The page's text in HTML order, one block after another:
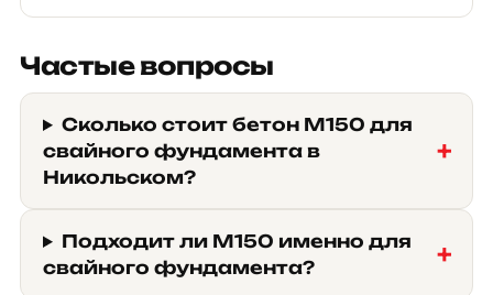
Частые вопросы
Сколько стоит бетон М150 для
свайного фундамента в
Никольском?
Подходит ли М150 именно для
свайного фундамента?